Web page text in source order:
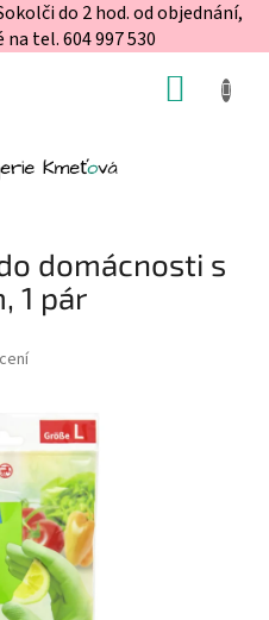
do 2 hod. od objednání,
tel. 604 997 530
domácnosti s
1 pár